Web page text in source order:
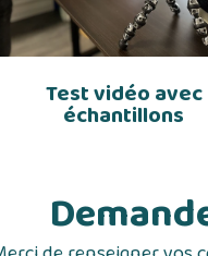
Test vidéo avec
échantillons